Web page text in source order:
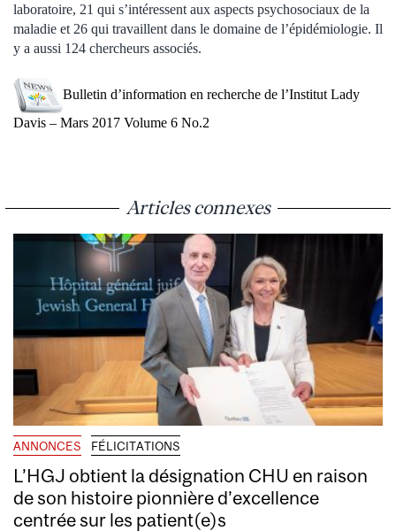
laboratoire, 21 qui s’intéressent aux aspects psychosociaux de la
maladie et 26 qui travaillent dans le domaine de l’épidémiologie. Il
y a aussi 124 chercheurs associés.
Bulletin d’information en recherche de l’Institut Lady
Davis – Mars 2017 Volume 6 No.2
Articles connexes
ANNONCES FÉLICITATIONS
L’HGJ obtient la désignation CHU en raison
de son histoire pionnière d’excellence
centrée sur les patient(e)s